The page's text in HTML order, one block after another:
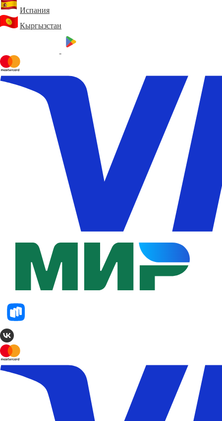
Испания
Кыргызстан